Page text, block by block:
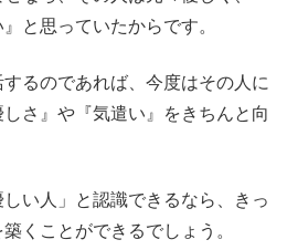
と思っていたからです。
るのであれば、今度はその人に
さ』や『気遣い』をきちんと向
い人」と認識できるなら、きっ
くことができるでしょう。